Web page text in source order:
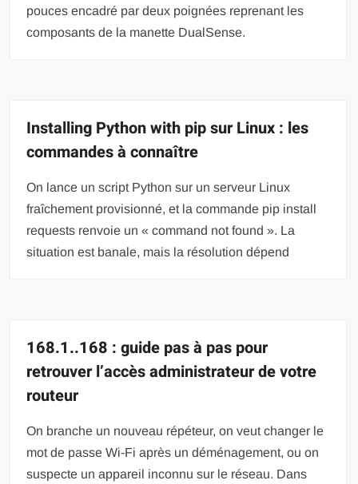
pouces encadré par deux poignées reprenant les
composants de la manette DualSense.
Installing Python with pip sur Linux : les
commandes à connaître
On lance un script Python sur un serveur Linux
fraîchement provisionné, et la commande pip install
requests renvoie un « command not found ». La
situation est banale, mais la résolution dépend
168.1..168 : guide pas à pas pour
retrouver l’accès administrateur de votre
routeur
On branche un nouveau répéteur, on veut changer le
mot de passe Wi-Fi après un déménagement, ou on
suspecte un appareil inconnu sur le réseau. Dans